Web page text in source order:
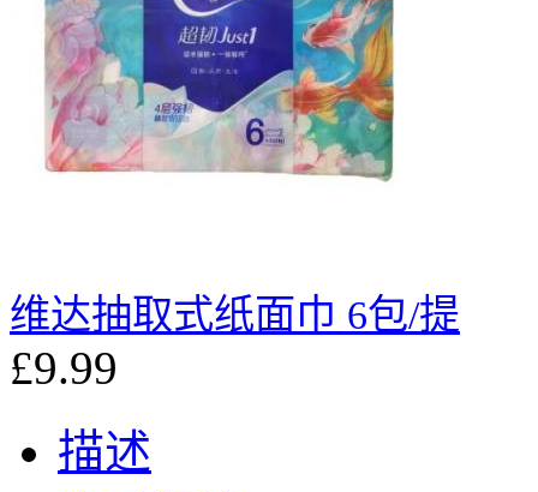
维达抽取式纸面巾 6包/提
£9.99
描述